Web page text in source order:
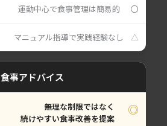
運動中心で食事管理は簡易的 ○
マニュアル指導で実践経験なし △
食事アドバイス
無理な制限ではなく
続けやすい食事改善を提案
◎